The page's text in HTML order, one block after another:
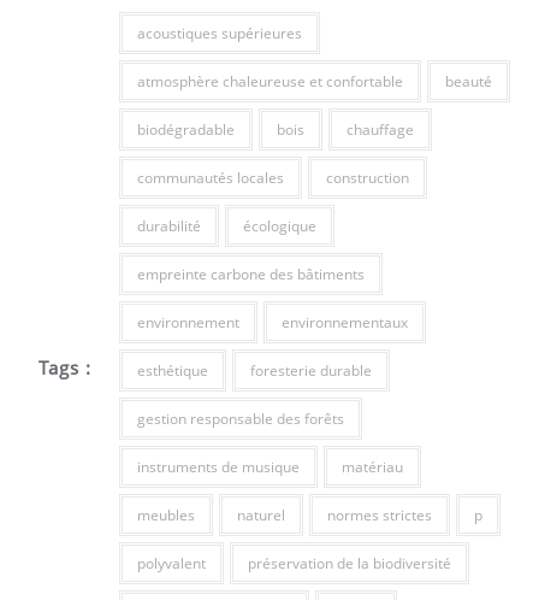
Tags :
acoustiques supérieures
atmosphère chaleureuse et confortable beauté
biodégradable bois chauffage
communautés locales construction
durabilité écologique
empreinte carbone des bâtiments
environnement environnementaux
esthétique foresterie durable
gestion responsable des forêts
instruments de musique matériau
meubles naturel normes strictes p
polyvalent préservation de la biodiversité